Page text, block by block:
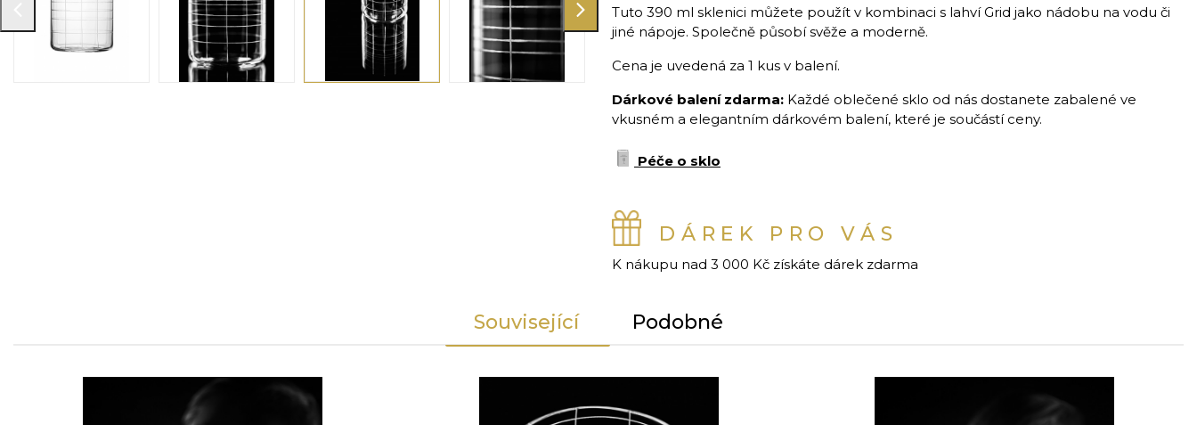
Tuto 390 ml sklenici můžete použít v kombinaci s lahví Grid jako nádobu na vodu či
jiné nápoje. Společně působí svěže a moderně.
Cena je uvedená za 1 kus v balení.
Dárkové balení zdarma: Každé oblečené sklo od nás dostanete zabalené ve
vkusném a elegantním dárkovém balení, které je součástí ceny.
Péče o sklo
DÁREK PRO VÁS
K nákupu nad 3 000 Kč získáte dárek zdarma
Související Podobné